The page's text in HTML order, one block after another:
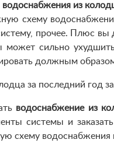
водоснабжения из
схему
прочее. Плюс
может сильно
должным
за последний год
водоснабжение из
системы и
схему водоснабжения